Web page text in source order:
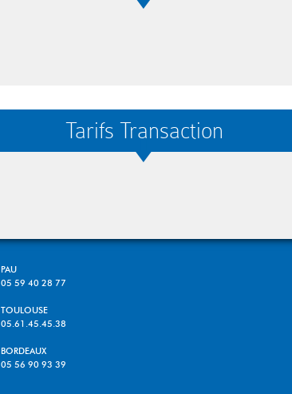
Tarifs Transaction
PAU
05 59 40 28 77
TOULOUSE
05.61.45.45.38
BORDEAUX
05 56 90 93 39